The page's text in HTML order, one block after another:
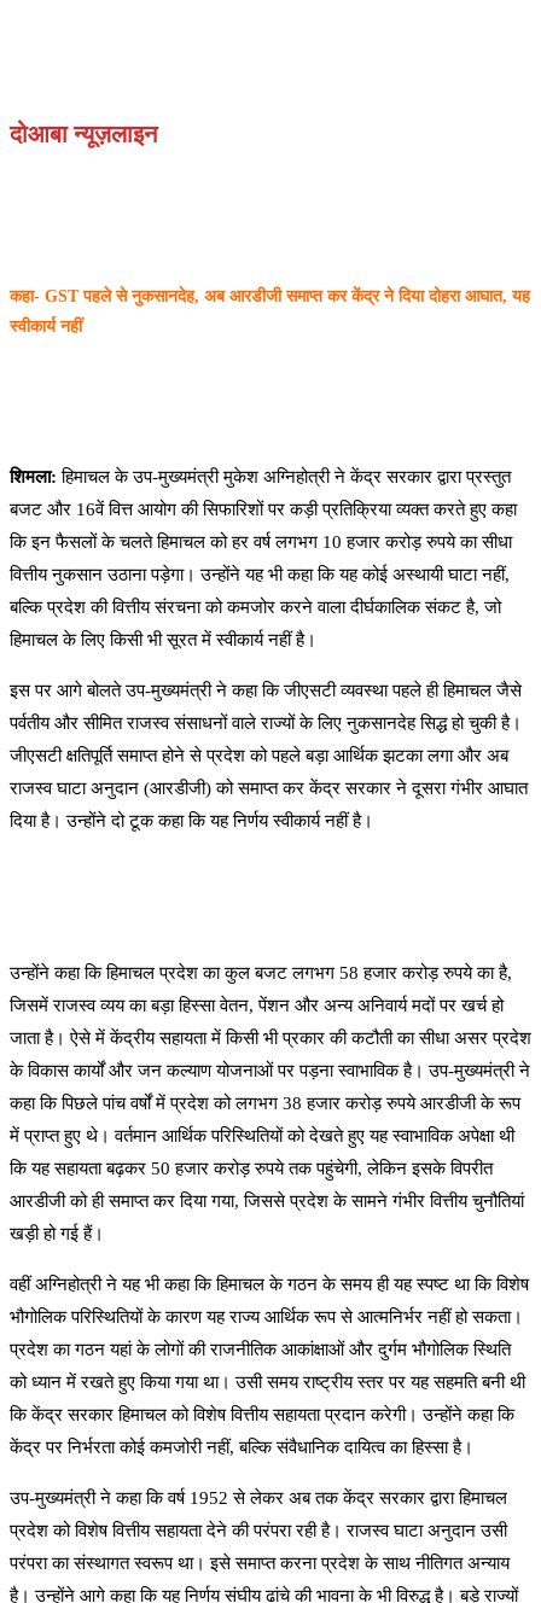
दोआबा न्यूज़लाइन
कहा- GST पहले से नुकसानदेह, अब आरडीजी समाप्त कर केंद्र ने दिया दोहरा आघात, यह
स्वीकार्य नहीं
शिमला:हिमाचल के उप-मुख्यमंत्री मुकेश अग्निहोत्री ने केंद्र सरकार द्वारा प्रस्तुत
बजट और 16वें वित्त आयोग की सिफारिशों पर कड़ी प्रतिक्रिया व्यक्त करते हुए कहा
कि इन फैसलों के चलते हिमाचल को हर वर्ष लगभग 10 हजार करोड़ रुपये का सीधा
वित्तीय नुकसान उठाना पड़ेगा। उन्होंने यह भी कहा कि यह कोई अस्थायी घाटा नहीं,
बल्कि प्रदेश की वित्तीय संरचना को कमजोर करने वाला दीर्घकालिक संकट है, जो
हिमाचल के लिए किसी भी सूरत में स्वीकार्य नहीं है।
इस पर आगे बोलते उप-मुख्यमंत्री ने कहा कि जीएसटी व्यवस्था पहले ही हिमाचल जैसे
पर्वतीय और सीमित राजस्व संसाधनों वाले राज्यों के लिए नुकसानदेह सिद्ध हो चुकी है।
जीएसटी क्षतिपूर्ति समाप्त होने से प्रदेश को पहले बड़ा आर्थिक झटका लगा और अब
राजस्व घाटा अनुदान (आरडीजी) को समाप्त कर केंद्र सरकार ने दूसरा गंभीर आघात
दिया है। उन्होंने दो टूक कहा कि यह निर्णय स्वीकार्य नहीं है।
उन्होंने कहा कि हिमाचल प्रदेश का कुल बजट लगभग 58 हजार करोड़ रुपये का है,
जिसमें राजस्व व्यय का बड़ा हिस्सा वेतन, पेंशन और अन्य अनिवार्य मदों पर खर्च हो
जाता है। ऐसे में केंद्रीय सहायता में किसी भी प्रकार की कटौती का सीधा असर प्रदेश
के विकास कार्यों और जन कल्याण योजनाओं पर पड़ना स्वाभाविक है। उप-मुख्यमंत्री ने
कहा कि पिछले पांच वर्षों में प्रदेश को लगभग 38 हजार करोड़ रुपये आरडीजी के रूप
में प्राप्त हुए थे। वर्तमान आर्थिक परिस्थितियों को देखते हुए यह स्वाभाविक अपेक्षा थी
कि यह सहायता बढ़कर 50 हजार करोड़ रुपये तक पहुंचेगी, लेकिन इसके विपरीत
आरडीजी को ही समाप्त कर दिया गया, जिससे प्रदेश के सामने गंभीर वित्तीय चुनौतियां
खड़ी हो गई हैं।
वहीं अग्निहोत्री ने यह भी कहा कि हिमाचल के गठन के समय ही यह स्पष्ट था कि विशेष
भौगोलिक परिस्थितियों के कारण यह राज्य आर्थिक रूप से आत्मनिर्भर नहीं हो सकता।
प्रदेश का गठन यहां के लोगों की राजनीतिक आकांक्षाओं और दुर्गम भौगोलिक स्थिति
को ध्यान में रखते हुए किया गया था। उसी समय राष्ट्रीय स्तर पर यह सहमति बनी थी
कि केंद्र सरकार हिमाचल को विशेष वित्तीय सहायता प्रदान करेगी। उन्होंने कहा कि
केंद्र पर निर्भरता कोई कमजोरी नहीं, बल्कि संवैधानिक दायित्व का हिस्सा है।
उप-मुख्यमंत्री ने कहा कि वर्ष 1952 से लेकर अब तक केंद्र सरकार द्वारा हिमाचल
प्रदेश को विशेष वित्तीय सहायता देने की परंपरा रही है। राजस्व घाटा अनुदान उसी
परंपरा का संस्थागत स्वरूप था। इसे समाप्त करना प्रदेश के साथ नीतिगत अन्याय
है। उन्होंने आगे कहा कि यह निर्णय संघीय ढांचे की भावना के भी विरुद्ध है। बड़े राज्यों